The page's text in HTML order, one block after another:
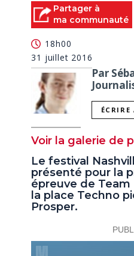
seconds Partager à
ma communauté
18h00
31 juillet 2016
Par
Voir la galerie de
Le festival
présenté pour la
épreuve de Team
la place Techno
Prosper.